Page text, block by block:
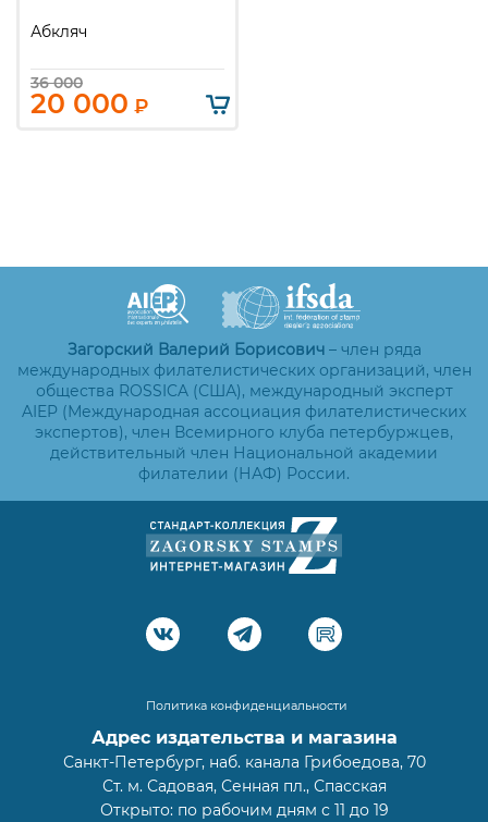
Абкляч
36 000
20 000 ₽
Загорский Валерий Борисович– член ряда
международных филателистических организаций, член
общества ROSSICA (США), международный эксперт
AIEP (Международная ассоциация филателистических
экспертов), член Всемирного клуба петербуржцев,
действительный член Национальной академии
филателии (НАФ) России.
Политика конфиденциальности
Адрес издательства и магазина
Санкт-Петербург, наб. канала Грибоедова, 70
Ст. м. Садовая, Сенная пл., Спасская
Открыто: по рабочим дням с 11 до 19